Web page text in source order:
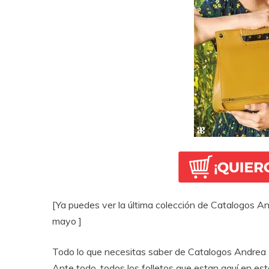
[Ya puedes ver la última colección de Catalogos
mayo ]
Todo lo que necesitas saber de Catalogos Andrea